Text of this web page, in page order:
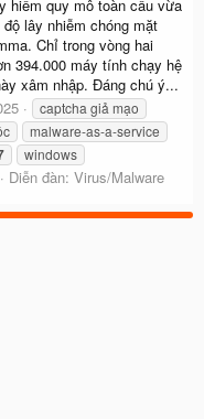
hiểm quy mô toàn cầu vừa
lây nhiễm chóng mặt
Chỉ trong vòng hai
394.000 máy tính chạy hệ
xâm nhập. Đáng chú ý...
captcha giả mạo
malware-as-a-service
windows
Diễn đàn: Virus/Malware